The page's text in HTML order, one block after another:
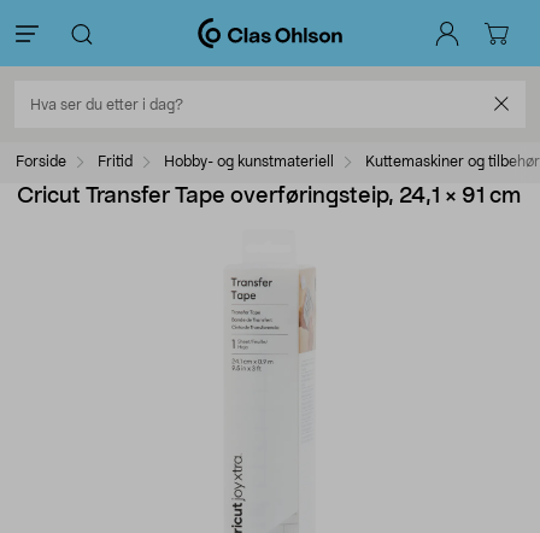
Forside Fritid Hobby- og kunstmateriell Kuttemaskiner og tilbehør
Cricut Transfer Tape overføringsteip, 24,1 × 91 cm